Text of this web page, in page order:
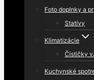
Foto doplnky a
Statívy
Klimatizácie
Čističky
Kuchynské